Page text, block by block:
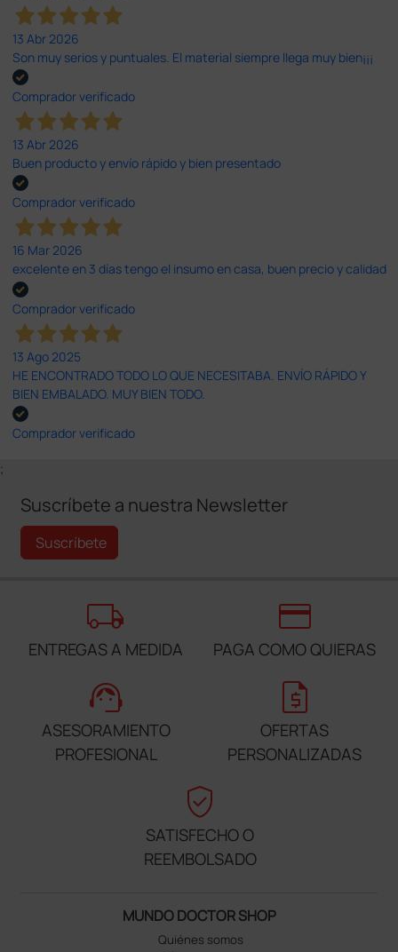
13 Abr 2026
Son muy serios y puntuales. El material siempre llega muy bien¡¡¡
Comprador verificado
13 Abr 2026
Buen producto y envío rápido y bien presentado
Comprador verificado
16 Mar 2026
excelente en 3 días tengo el insumo en casa, buen precio y calidad
Comprador verificado
13 Ago 2025
HE ENCONTRADO TODO LO QUE NECESITABA. ENVÍO RÁPIDO Y
BIEN EMBALADO. MUY BIEN TODO.
Comprador verificado
;
Suscríbete a nuestra Newsletter
Suscríbete
local_shipping
ENTREGAS A MEDIDA
credit_card
PAGA COMO QUIERAS
support_agent
ASESORAMIENTO
PROFESIONAL
request_quote
OFERTAS
PERSONALIZADAS
verified_user
SATISFECHO O
REEMBOLSADO
MUNDO DOCTOR SHOP
Quiénes somos